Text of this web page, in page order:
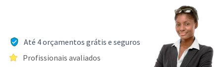
Até 4 orçamentos grátis e seguros
Profissionais avaliados